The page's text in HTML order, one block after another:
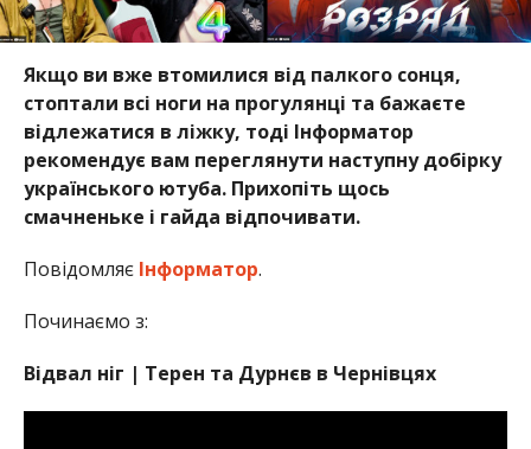
Якщо ви вже втомилися від палкого сонця,
стоптали всі ноги на прогулянці та бажаєте
відлежатися в ліжку, тоді Інформатор
рекомендує вам переглянути наступну добірку
українського ютуба. Прихопіть щось
смачненьке і гайда відпочивати.
Повідомляє Інформатор.
Починаємо з:
Відвал ніг | Терен та Дурнєв в Чернівцях